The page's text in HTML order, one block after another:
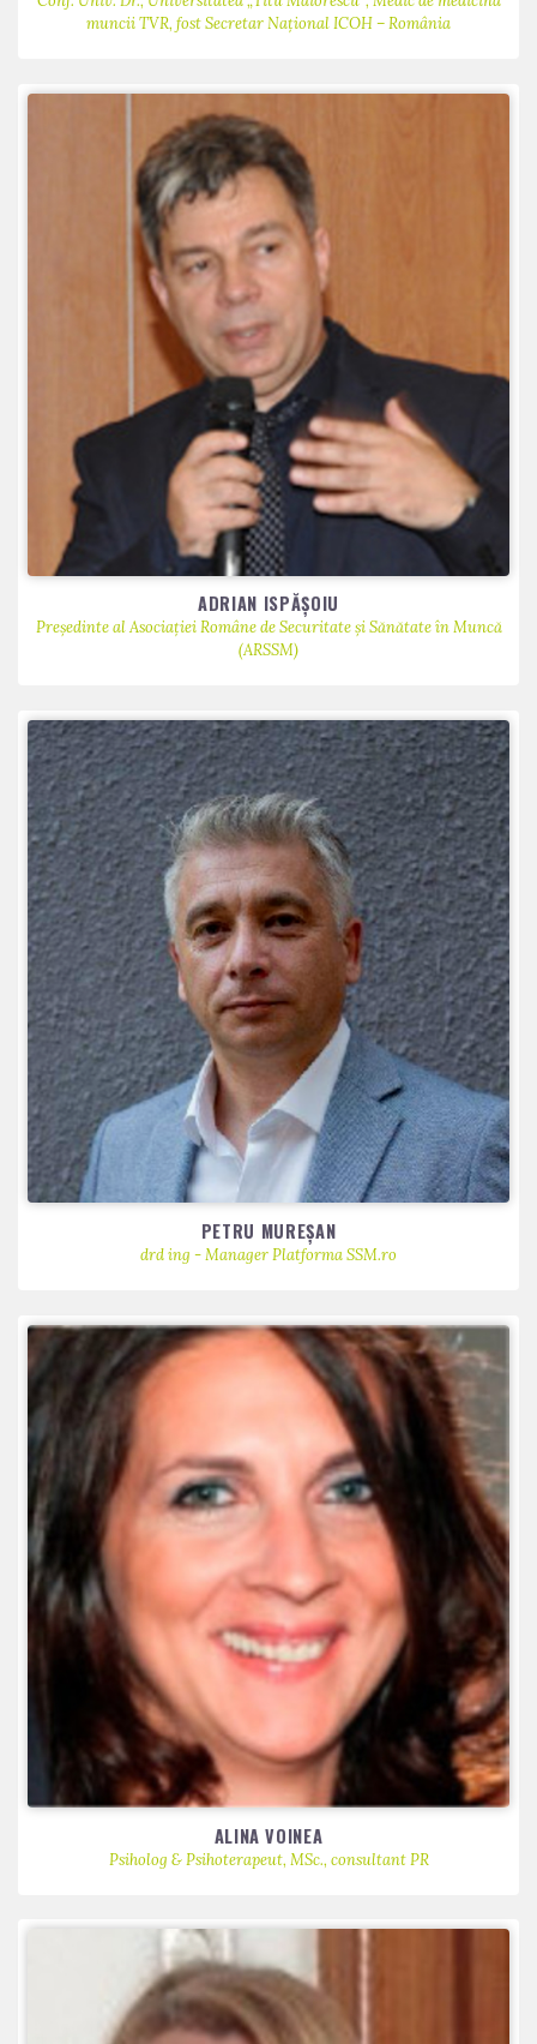
muncii TVR, fost Secretar Național ICOH – România
ADRIAN ISPĂȘOIU
Președinte al Asociației Române de Securitate și Sănătate în Muncă
(ARSSM)
PETRU MUREȘAN
drd ing - Manager Platforma SSM.ro
ALINA VOINEA
Psiholog & Psihoterapeut, MSc., consultant PR